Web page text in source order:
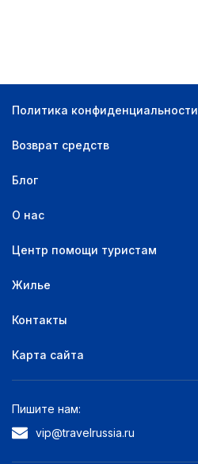
Политика конфиденциальности
Возврат средств
Блог
О нас
Центр помощи туристам
Жилье
Контакты
Карта сайта
Пишите нам:
vip@travelrussia.ru